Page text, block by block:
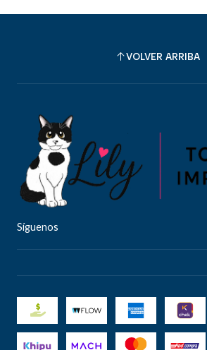
VOLVER ARRIBA
Síguenos